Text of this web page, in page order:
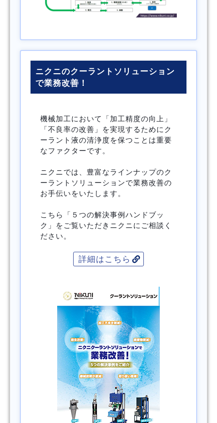
ニクニのクーラントソリューション
で業務改善！
機械加工において「加工精度の向上」
「不良率の改善」を実現するためにク
ーラント液の清浄度を保つことは重要
なファクターです。
ニクニでは、豊富なラインナップのク
ーラントソリューションで業務改善の
お手伝いをいたします。
こちら「５つの解決事例ハンドブッ
ク」をご覧いただきニクニにご相談く
ださい。
詳細はこちら